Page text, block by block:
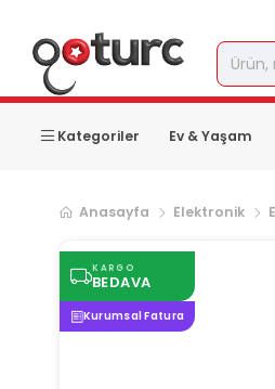
Kategoriler Ev & Yaşam
Anasayfa Elektronik
KARGO
BEDAVA
Kurumsal Fatura